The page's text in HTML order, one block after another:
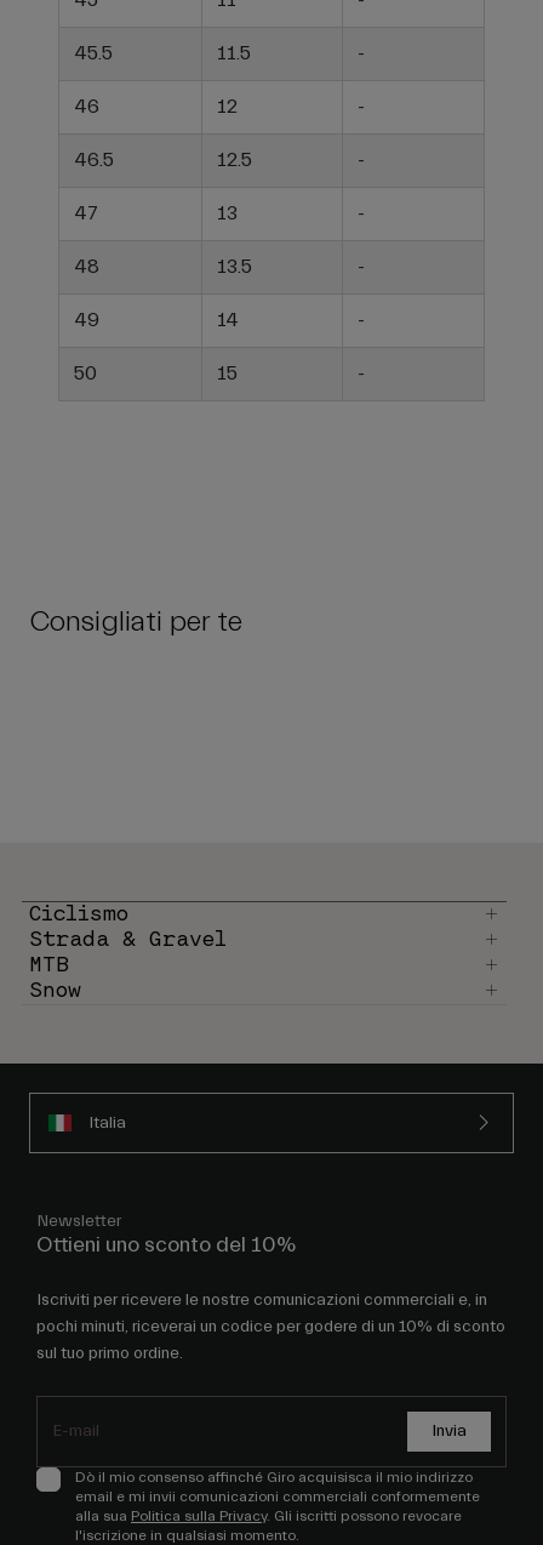
45.5 11.5 -
46 12 -
46.5 12.5 -
47 13 -
48 13.5 -
49 14 -
50 15 -
Consigliati per te
Ciclismo
Strada & Gravel
MTB
Snow
Italia
Newsletter
Ottieni uno sconto del 10%
Iscriviti per ricevere le nostre comunicazioni commerciali e, in
pochi minuti, riceverai un codice per godere di un 10% di sconto
sul tuo primo ordine.
Invia
Dò il mio consenso affinché Giro acquisisca il mio indirizzo
email e mi invii comunicazioni commerciali conformemente
alla sua Politica sulla Privacy. Gli iscritti possono revocare
l'iscrizione in qualsiasi momento.